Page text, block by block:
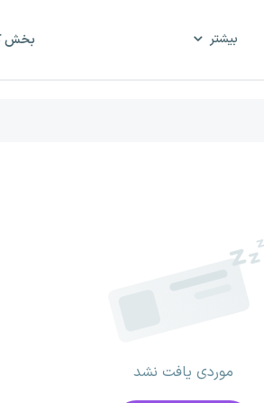
بیشتر بخش
موردی یافت نشد